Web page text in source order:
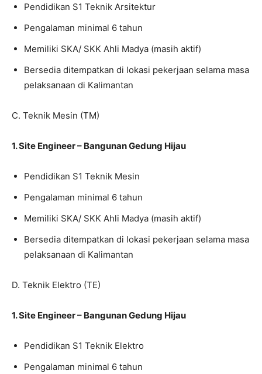
Pendidikan S1 Teknik Arsitektur
Pengalaman minimal 6 tahun
Memiliki SKA/ SKK Ahli Madya (masih aktif)
Bersedia ditempatkan di lokasi pekerjaan selama masa
pelaksanaan di Kalimantan
C. Teknik Mesin (TM)
1. Site Engineer – Bangunan Gedung Hijau
Pendidikan S1 Teknik Mesin
Pengalaman minimal 6 tahun
Memiliki SKA/ SKK Ahli Madya (masih aktif)
Bersedia ditempatkan di lokasi pekerjaan selama masa
pelaksanaan di Kalimantan
D. Teknik Elektro (TE)
1. Site Engineer – Bangunan Gedung Hijau
Pendidikan S1 Teknik Elektro
Pengalaman minimal 6 tahun